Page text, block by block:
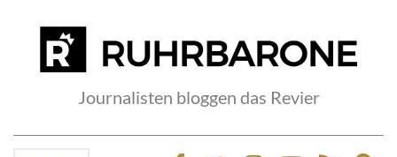
Journalisten bloggen das Revier